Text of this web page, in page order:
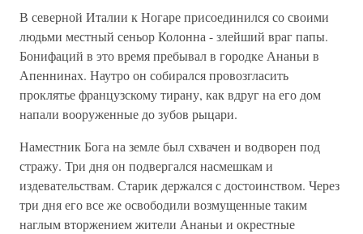
В северной Италии к Ногаре присоединился со своими
людьми местный сеньор Колонна - злейший враг папы.
Бонифаций в это время пребывал в городке Ананьи в
Апеннинах. Наутро он собирался провозгласить
проклятье французскому тирану, как вдруг на его дом
напали вооруженные до зубов рыцари.
Наместник Бога на земле был схвачен и водворен под
стражу. Три дня он подвергался насмешкам и
издевательствам. Старик держался с достоинством. Через
три дня его все же освободили возмущенные таким
наглым вторжением жители Ананьи и окрестные